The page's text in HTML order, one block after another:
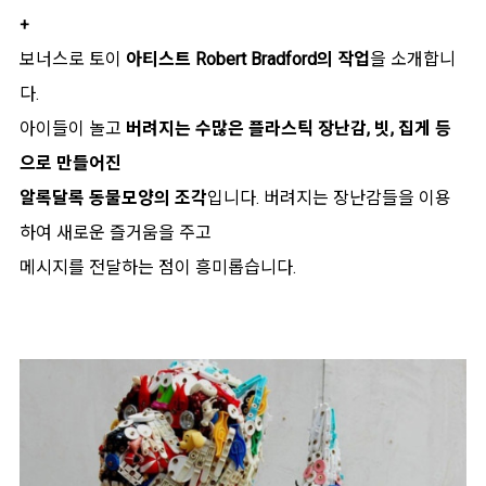
+
보너스로 토이 아티스트 Robert Bradford의 작업을 소개합니
다.
아이들이 놀고 버려지는 수많은 플라스틱 장난감, 빗, 집게 등
으로 만들어진
알록달록 동물모양의 조각입니다. 버려지는 장난감들을 이용
하여 새로운 즐거움을 주고
메시지를 전달하는 점이 흥미롭습니다.